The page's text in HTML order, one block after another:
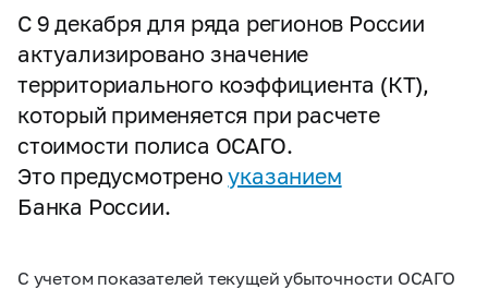
С 9 декабря для ряда регионов России
актуализировано значение
территориального коэффициента (КТ),
который применяется при расчете
стоимости полиса ОСАГО.
Это предусмотреноуказанием
Банка России.
С учетом показателей текущей убыточности ОСАГО